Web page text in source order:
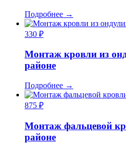
Подробнее →
330 ₽
Монтаж кровли из
районе
Подробнее →
875 ₽
Монтаж фальцевой
районе